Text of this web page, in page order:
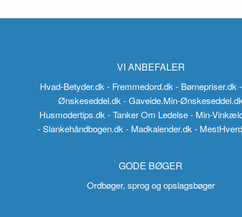
VI ANBEFALER
Hvad-Betyder.dk- Fremmedord.dk- Børnepriser.dk
Ønskeseddel.dk- Gaveide.Min-
Husmodertips.dk - Tanker Om Ledelse - Min-
- Slankehåndbogen.dk- Madkalender.dk-
GODE BØGER
Ordbøger, sprog og opslagsbøger